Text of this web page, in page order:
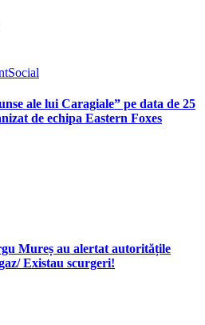
Social
ale lui Caragiale” pe data de 25
de echipa Eastern Foxes
Mureș au alertat autoritățile
Existau scurgeri!